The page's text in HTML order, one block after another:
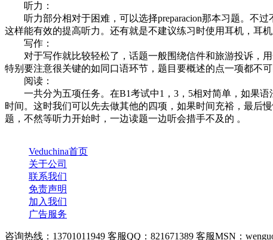
听力：
听力部分相对于困难，可以选择preparacion那本习题。不过
这样能有效的提高听力。还有就是不建议练习时使用耳机，耳
写作：
对于写作就比较轻松了，话题一般围绕信件和旅游投诉，用
特别要注意很关键的如同口语环节，题目要概述的点一项都不
阅读：
一共分为五项任务。在B1考试中1，3，5相对简单，如果语
时间。这时我们可以先去做其他的四项，如果时间充裕，最后
题，不然等听力开始时，一边读题一边听会措手不及的 。
Veduchina首页
关于公司
联系我们
免责声明
加入我们
广告服务
咨询热线：13701011949 客服QQ：821671389 客服MSN：